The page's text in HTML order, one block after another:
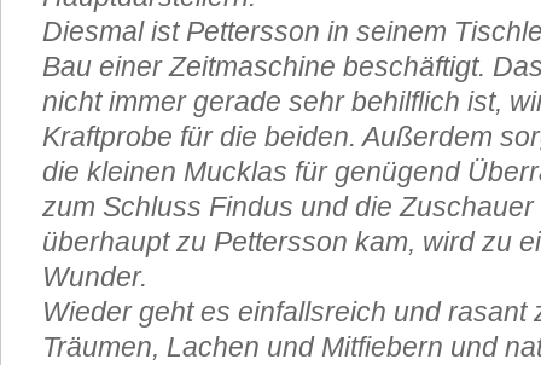
Diesmal ist Pettersson in seinem
Bau einer Zeitmaschine beschäftigt.
nicht immer gerade sehr behilflich ist,
Kraftprobe für die beiden. Außerdem
die kleinen Mucklas für genügend
zum Schluss Findus und die
überhaupt zu Pettersson kam, wird zu
Wunder.
Wieder geht es einfallsreich und rasant
Träumen, Lachen und Mitfiebern und